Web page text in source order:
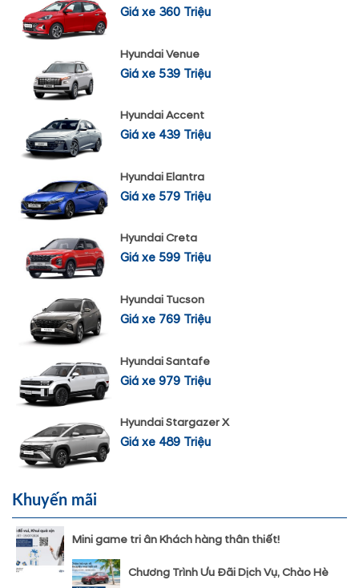
Giá xe 360 Triệu
Hyundai Venue
Giá xe 539 Triệu
Hyundai Accent
Giá xe 439 Triệu
Hyundai Elantra
Giá xe 579 Triệu
Hyundai Creta
Giá xe 599 Triệu
Hyundai Tucson
Giá xe 769 Triệu
Hyundai Santafe
Giá xe 979 Triệu
Hyundai Stargazer X
Giá xe 489 Triệu
Khuyến mãi
Mini game tri ân Khách hàng thân thiết!
Chương Trình Ưu Đãi Dịch Vụ, Chào Hè